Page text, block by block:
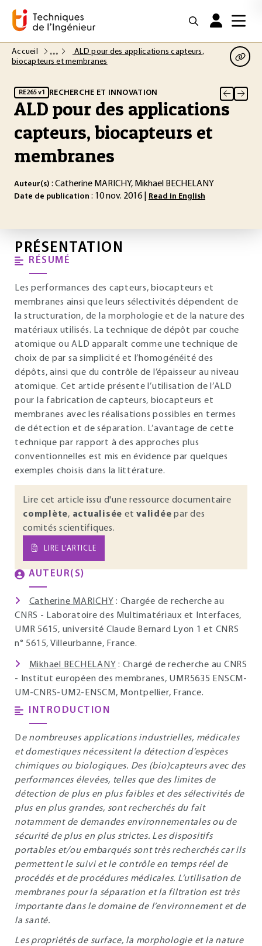
Accueil
ALD pour des applications capteurs,
biocapteurs et membranes
RE265 v1 RECHERCHE ET INNOVATION
ALD pour des applications
capteurs, biocapteurs et
membranes
Auteur(s) : Catherine MARICHY, Mikhael BECHELANY
Date de publication : 10 nov. 2016 | Read in English
PRÉSENTATION
RÉSUMÉ
Les performances des capteurs, biocapteurs et
membranes ainsi que leurs sélectivités dépendent de
la structuration, de la morphologie et de la nature des
matériaux utilisés. La technique de dépôt par couche
atomique ou ALD apparaît comme une technique de
choix de par sa simplicité et l’homogénéité des
dépôts, ainsi que du contrôle de l’épaisseur au niveau
atomique. Cet article présente l’utilisation de l’ALD
pour la fabrication de capteurs, biocapteurs et
membranes avec les réalisations possibles en termes
de détection et de séparation. L’avantage de cette
technique par rapport à des approches plus
conventionnelles est mis en évidence par quelques
exemples choisis dans la littérature.
Lire cet article issu d'une ressource documentaire
complète, actualisée et validée par des
comités scientifiques.
LIRE L’ARTICLE
AUTEUR(S)
Catherine MARICHY : Chargée de recherche au
CNRS - Laboratoire des Multimatériaux et Interfaces,
UMR 5615, université Claude Bernard Lyon 1 et CNRS
n° 5615, Villeurbanne, France.
Mikhael BECHELANY : Chargé de recherche au CNRS
- Institut européen des membranes, UMR5635 ENSCM-
UM-CNRS-UM2-ENSCM, Montpellier, France.
INTRODUCTION
De nombreuses applications industrielles, médicales
et domestiques nécessitent la détection d’espèces
chimiques ou biologiques. Des (bio)capteurs avec des
performances élevées, telles que des limites de
détection de plus en plus faibles et des sélectivités de
plus en plus grandes, sont recherchés du fait
notamment de demandes environnementales ou de
sécurité de plus en plus strictes. Les dispositifs
portables et/ou embarqués sont très recherchés car ils
permettent le suivi et le contrôle en temps réel de
procédés et de procédures médicales. L’utilisation de
membranes pour la séparation et la filtration est très
importante dans le domaine de l’environnement et de
la santé.
Les propriétés de surface, la morphologie et la nature